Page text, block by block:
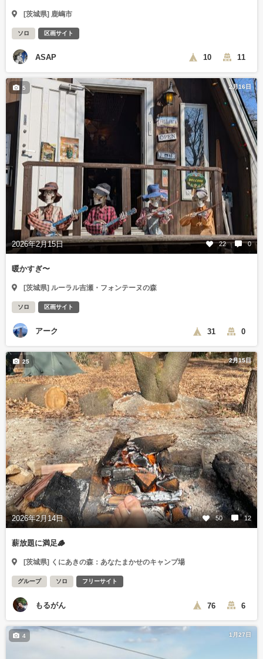
[茨城県] 鹿嶋市
ソロ 区画サイト
ASAP 10 11
2月16日
2026年2月15日 22 0
5
暖かすぎ〜
[茨城県] ルーラル吉瀬・フォンテーヌの森
ソロ 区画サイト
アーク 31 0
2月15日
2026年2月14日 50 12
25
薪放題に満足🪵
[茨城県] くにあきの森：あなたまかせのキャンプ場
グループ ソロ フリーサイト
もるがん 76 6
1月27日
4